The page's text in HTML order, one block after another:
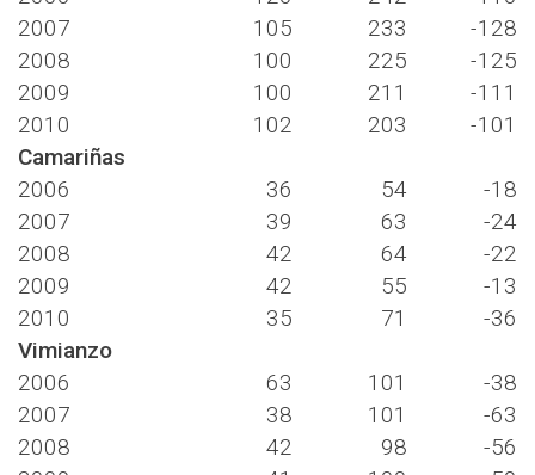
2007
105 233
-128
2008
100 225
-125
2009
100 211
-111
2010
102 203
-101
Camariñas
2006
36 54
-18
2007
39 63
-24
2008
42 64
-22
2009
42 55
-13
2010
35 71
-36
Vimianzo
2006
63 101
-38
2007
38 101
-63
2008
42 98
-56